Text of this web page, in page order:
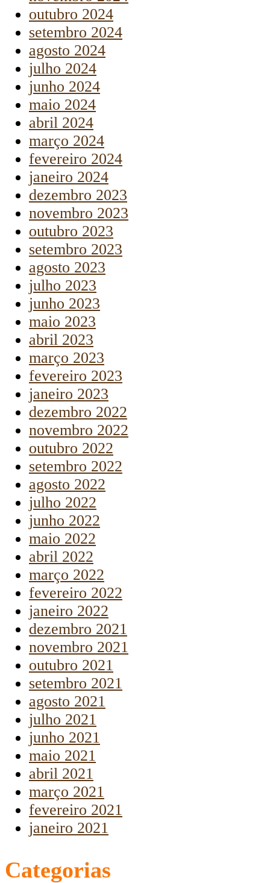
outubro 2024
setembro 2024
agosto 2024
julho 2024
junho 2024
maio 2024
abril 2024
março 2024
fevereiro 2024
janeiro 2024
dezembro 2023
novembro 2023
outubro 2023
setembro 2023
agosto 2023
julho 2023
junho 2023
maio 2023
abril 2023
março 2023
fevereiro 2023
janeiro 2023
dezembro 2022
novembro 2022
outubro 2022
setembro 2022
agosto 2022
julho 2022
junho 2022
maio 2022
abril 2022
março 2022
fevereiro 2022
janeiro 2022
dezembro 2021
novembro 2021
outubro 2021
setembro 2021
agosto 2021
julho 2021
junho 2021
maio 2021
abril 2021
março 2021
fevereiro 2021
janeiro 2021
Categorias